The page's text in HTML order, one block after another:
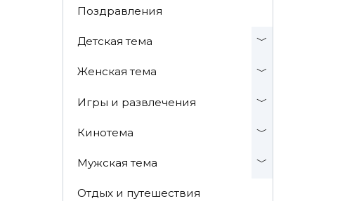
Поздравления
Детская тема
Женская тема
Игры и развлечения
Кинотема
Мужская тема
Отдых и путешествия